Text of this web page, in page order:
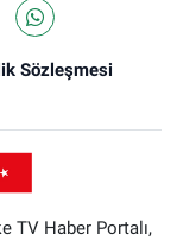
Sözleşmesi
TV Haber Portalı,